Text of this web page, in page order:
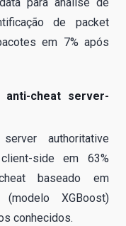
de packet
em 7% após
anti-cheat server-
authoritative
side em 63%
baseado em
XGBoost)
conhecidos.